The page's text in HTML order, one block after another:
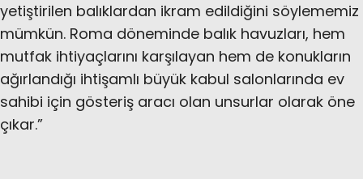
yetiştirilen balıklardan ikram edildiğini söylememiz
mümkün. Roma döneminde balık havuzları, hem
mutfak ihtiyaçlarını karşılayan hem de konukların
ağırlandığı ihtişamlı büyük kabul salonlarında ev
sahibi için gösteriş aracı olan unsurlar olarak öne
çıkar.”​​​​​​​